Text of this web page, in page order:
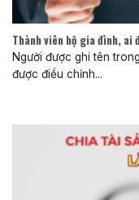
Thành viên hộ gia đình,
Người được ghi tên
được điều chỉnh...